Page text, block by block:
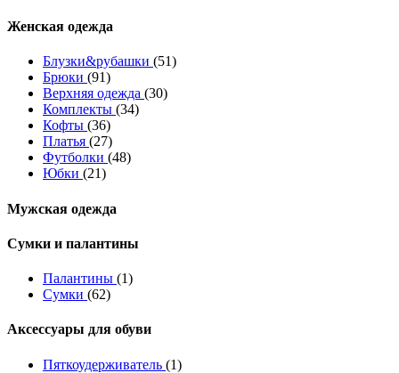
Женская одежда
Блузки&рубашки (51)
Брюки (91)
Верхняя одежда (30)
Комплекты (34)
Кофты (36)
Платья (27)
Футболки (48)
Юбки (21)
Мужская одежда
Сумки и палантины
Палантины (1)
Сумки (62)
Аксессуары для обуви
Пяткоудерживатель (1)